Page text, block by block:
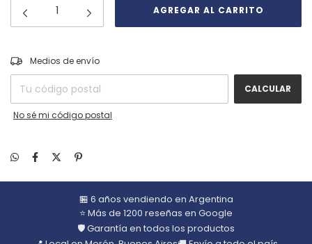
Entregas para el CP:
Medios de envío
CALCULAR
No sé mi código postal
🏪 6 años vendiendo en Argentina
⭐ Más de 1200 reseñas en Google
🛡️ Garantía en todos los productos